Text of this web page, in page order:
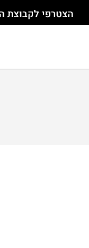
הצטרפי לקבוצת